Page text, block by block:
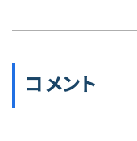
コメント